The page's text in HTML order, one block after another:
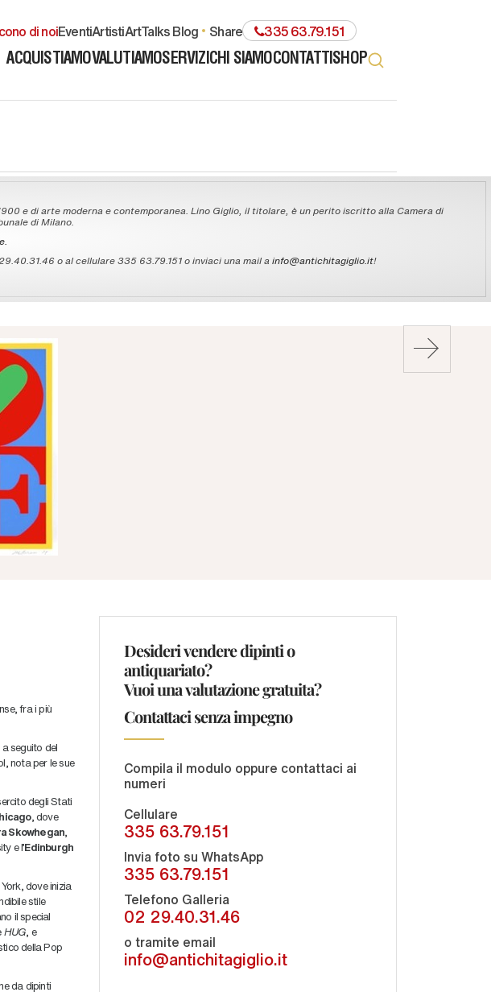
di noiEventiArtistiArtTalks Blog share 335 63.79.151
ACQUISTIAMOVALUTIAMOSERVIZICHI SIAMOCONTATTISHOP
e di arte moderna e contemporanea. Lino Giglio, il titolare, è un perito iscritto alla Camera di
di Milano.
o al cellulare 335 63.79.151 o inviaci una mail a info@antichitagiglio.it!
fra i più
seguito del
nota per le sue
degli Stati
, dove
Skowhegan,
e l’Edinburgh
dove inizia
stile
il special
HUG, e
della Pop
da dipinti
Desideri vendere dipinti o
antiquariato?
Vuoi una valutazione gratuita?
Contattaci senza impegno
Compila il modulo oppure contattaci ai
numeri
Cellulare
335 63.79.151
Invia foto su WhatsApp
335 63.79.151
Telefono Galleria
02 29.40.31.46
o tramite email
info@antichitagiglio.it